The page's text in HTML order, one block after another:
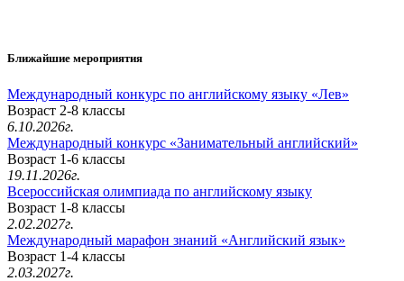
Ближайшие мероприятия
Международный конкурс по английскому языку «Лев»
Возраст 2-8 классы
6.10.2026г.
Международный конкурс «Занимательный английский»
Возраст 1-6 классы
19.11.2026г.
Всероссийская олимпиада по английскому языку
Возраст 1-8 классы
2.02.2027г.
Международный марафон знаний «Английский язык»
Возраст 1-4 классы
2.03.2027г.